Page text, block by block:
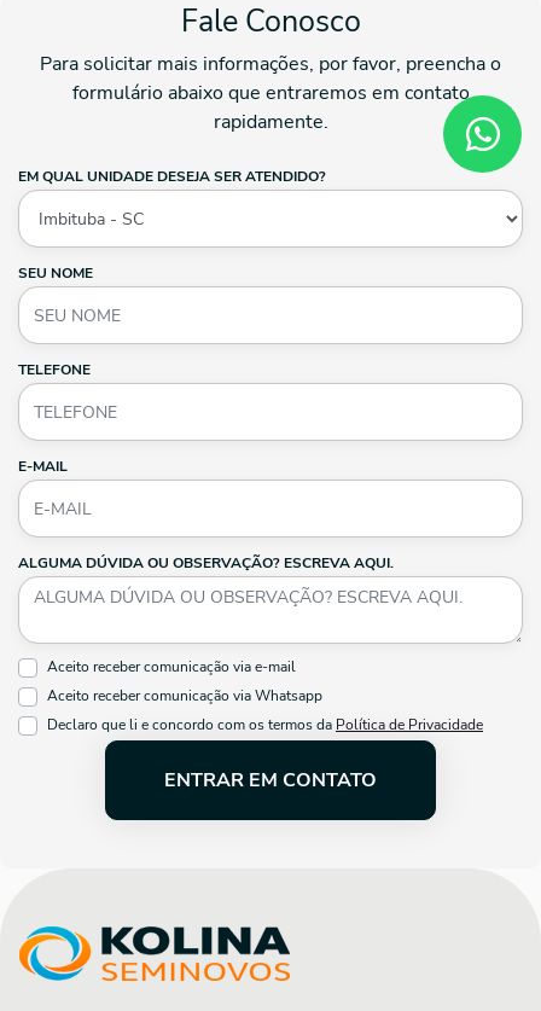
Fale Conosco
Para solicitar mais informações, por favor, preencha o
formulário abaixo que entraremos em contato
rapidamente.
EM QUAL UNIDADE DESEJA SER ATENDIDO?
SEU NOME
TELEFONE
E-MAIL
ALGUMA DÚVIDA OU OBSERVAÇÃO? ESCREVA AQUI.
Aceito receber comunicação via e-mail
Aceito receber comunicação via Whatsapp
Declaro que li e concordo com os termos da Política de Privacidade
ENTRAR EM CONTATO